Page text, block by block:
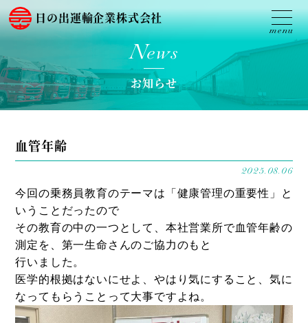
日の出運輸企業株式会社
News
お知らせ
血管年齢
2025.08.06
今回の乗務員教育のテーマは「健康管理の重要性」と
いうことだったので
その教育の中の一つとして、本社営業所で血管年齢の
測定を、第一生命さんのご協力のもと
行いました。
医学的根拠はないにせよ、やはり気にすること、気に
なってもらうことって大事ですよね。